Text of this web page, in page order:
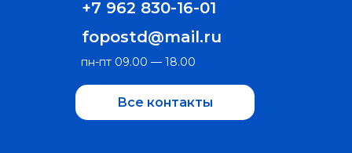
fopostd@mail.ru
+7 962 830-16-01
пн-пт 09.00 — 18.00
Все контакты